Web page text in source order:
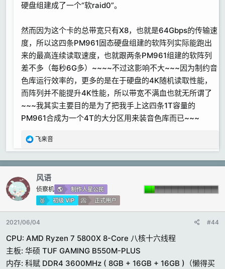
个，柜子里存一个）
以及其他重要资料（机子里插一个，柜子里存一个）
还有一个濒临死亡的1T机械硬盘（检测软件已经黄标
报警），做了一个“杂务区”，用来扔那些QQ、微信、
迅雷等等各种软件的杂七杂八的缓存文件夹，各种下载
的东西也都用这个硬盘下载，下载完了再挪到该去的地
方。总之都是不重要的、临时性的垃圾文件。这个硬盘
啥时候坏了啥时候扔，一点也不会心疼。
显卡：
~~~~
硬盘组建成了一个“软raid0”。
然而因为这个卡的总带宽只有X8，也就是64Gbps的传输速
度，所以这四条PM961固态硬盘组建的软阵列实际能跑出
来的最高连续读取速度，也就跟两条PM961组建的软阵列
差不多（每秒6G多）~~~~不过这影响不大~~~因为制约音
色库运行效率的，更多的是在于硬盘的4K随机读取性能，
而阵列并不能提升4K性能，所以带宽不满血也就无所谓了
~~~我其实主要目的是为了把我手上这四条1T容量的
PM961合成为一个4T的大分区用来装音色库而已~~~
反飞来音
风语
侦察机
制作人星公民
初级 VIP
正式用户
2021/06/04 #44
CPU: AMD Ryzen 7 5800X 8-Core 八核十六线程
主板: 华硕 TUF GAMING B550M-PLUS
内存: 科赋 DDR4 3600MHz ( 8GB + 16GB + 16GB )（懒得买